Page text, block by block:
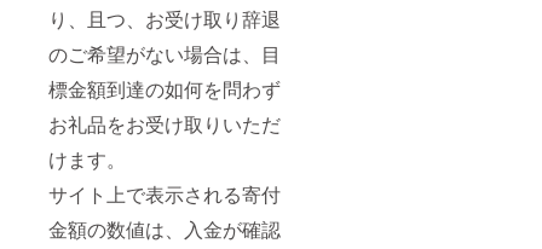
り、且つ、お受け取り辞退
のご希望がない場合は、目
標金額到達の如何を問わず
お礼品をお受け取りいただ
けます。
サイト上で表示される寄付
金額の数値は、入金が確認